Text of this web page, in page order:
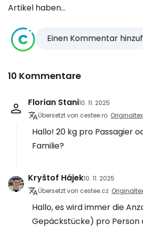
Artikel haben...
Einen Kommentar
10 Kommentare
Florian Stani10. 11. 2025
Übersetzt von cestee.ro
Hallo! 20 kg pro Passagier
Familie?
Kryštof Hájek10. 11. 2025
Übersetzt von cestee.cz
Hallo, es wird immer die
Gepäckstücke) pro Person